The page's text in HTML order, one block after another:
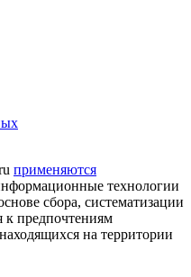
применяются
технологии
сбора, систематизации
к предпочтениям
на территории